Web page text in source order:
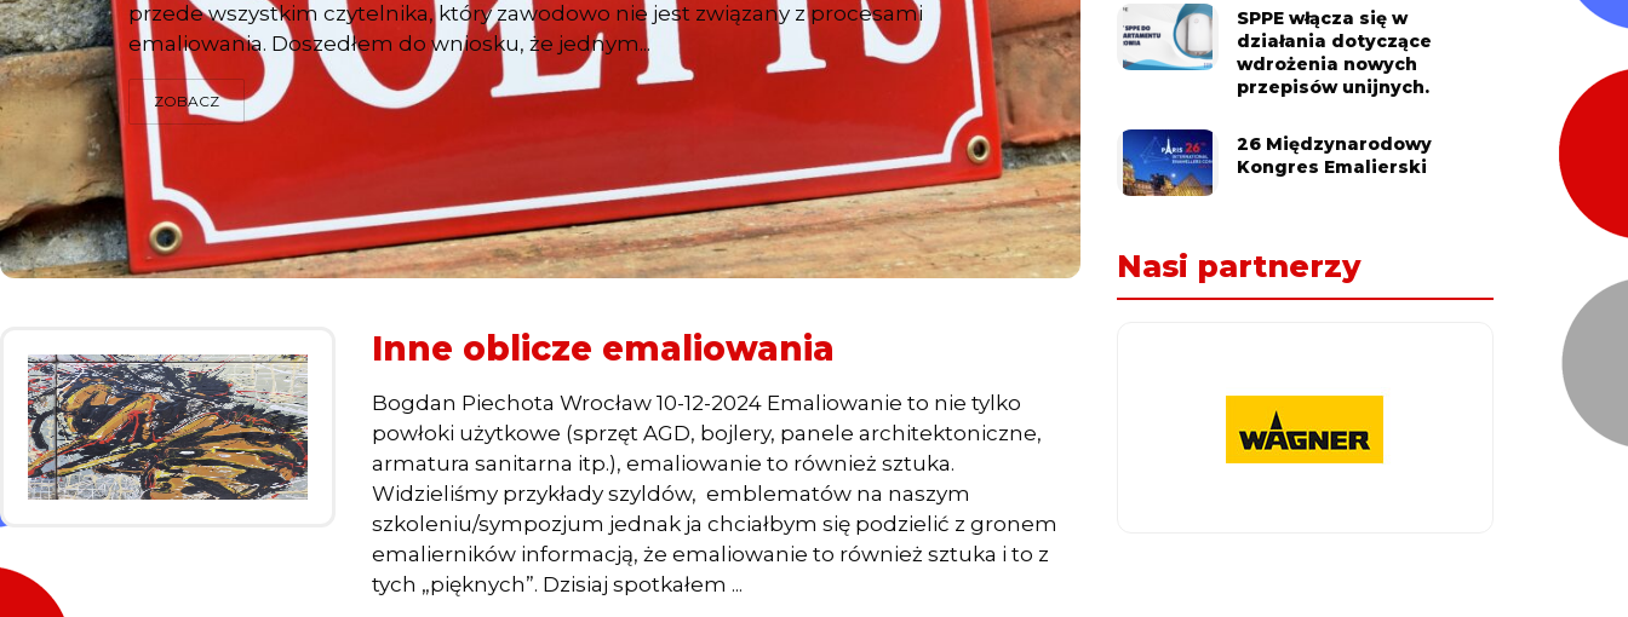
przede wszystkim czytelnika, który zawodowo nie jest związany z procesami
emaliowania. Doszedłem do wniosku, że jednym...
ZOBACZ
Inne oblicze emaliowania
Bogdan Piechota Wrocław 10-12-2024 Emaliowanie to nie tylko
powłoki użytkowe (sprzęt AGD, bojlery, panele architektoniczne,
armatura sanitarna itp.), emaliowanie to również sztuka.
Widzieliśmy przykłady szyldów, emblematów na naszym
szkoleniu/sympozjum jednak ja chciałbym się podzielić z gronem
emalierników informacją, że emaliowanie to również sztuka i to z
tych „pięknych”. Dzisiaj spotkałem ...
SPPE włącza się w
działania dotyczące
wdrożenia nowych
przepisów unijnych.
26 Międzynarodowy
Kongres Emalierski
Nasi partnerzy